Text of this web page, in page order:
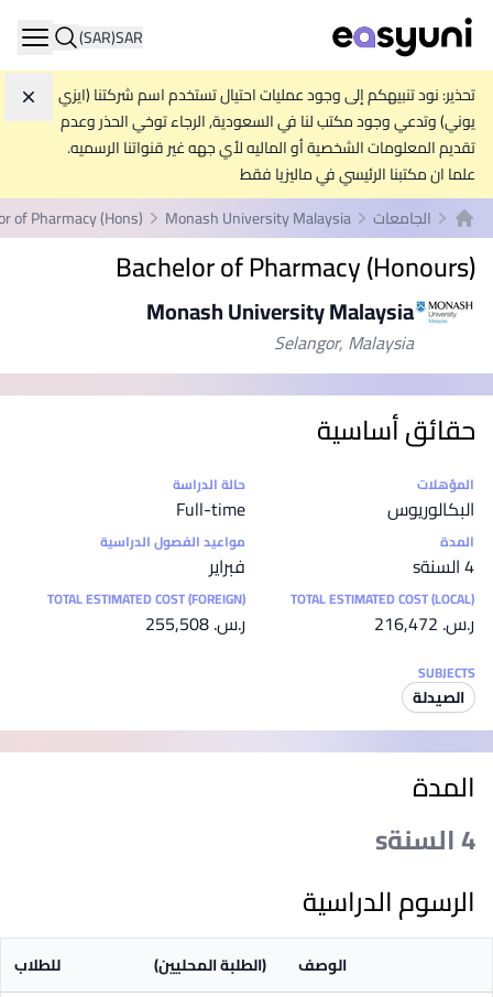
SAR
(SAR)
تحذير: نود تنبيهكم إلى وجود عمليات احتيال تستخدم اسم شركتنا (ايزي
يوني) وتدعي وجود مكتب لنا في السعودية, الرجاء توخي الحذر وعدم
تقديم المعلومات الشخصية أو الماليه لأي جهه غير قنواتنا الرسميه.
علما ان مكتبنا الرئيسي في ماليزيا فقط
الصفحة الرئيسية
الجامعات Monash University Malaysia
of Pharmacy (Hons)
Bachelor of Pharmacy (Honours)
Monash University Malaysia
Selangor, Malaysia
حقائق أساسية
إحصائيات
المؤهلات
البكالوريوس
حالة الدراسة
Full-time
المدة
4 السنةs
مواعيد الفصول الدراسية
فبراير
TOTAL ESTIMATED COST (LOCAL)
ر.س.‏ 216,472
TOTAL ESTIMATED COST (FOREIGN)
ر.س.‏ 255,508
SUBJECTS
الصيدلة
المدة
4 السنةs
الرسوم الدراسية
الوصف (الطلبة المحليين)
للطلاب